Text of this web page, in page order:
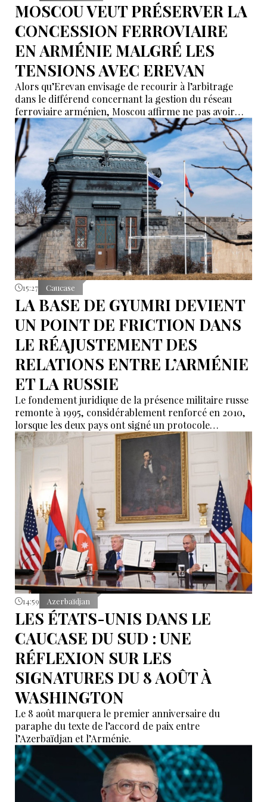
MOSCOU VEUT PRÉSERVER LA
CONCESSION FERROVIAIRE
EN ARMÉNIE MALGRÉ LES
TENSIONS AVEC EREVAN
Alors qu’Erevan envisage de recourir à l’arbitrage
dans le différend concernant la gestion du réseau
ferroviaire arménien, Moscou affirme ne pas avoir
reçu de demande officielle visant à mettre fin à la
concession du « Chemin de fer du Caucase du Sud ».
Le vice-Premier ministre russe Alexeï Overchouk
défend la poursuite de la concession et appelle au
dialogue.
15:27 Caucase
LA BASE DE GYUMRI DEVIENT
UN POINT DE FRICTION DANS
LE RÉAJUSTEMENT DES
RELATIONS ENTRE L’ARMÉNIE
ET LA RUSSIE
Le fondement juridique de la présence militaire russe
remonte à 1995, considérablement renforcé en 2010,
lorsque les deux pays ont signé un protocole
additionnel prolongeant sa validité jusqu’en 2044.
14:59 Azerbaïdjan
LES ÉTATS-UNIS DANS LE
CAUCASE DU SUD : UNE
RÉFLEXION SUR LES
SIGNATURES DU 8 AOÛT À
WASHINGTON
Le 8 août marquera le premier anniversaire du
paraphe du texte de l’accord de paix entre
l’Azerbaïdjan et l’Arménie.